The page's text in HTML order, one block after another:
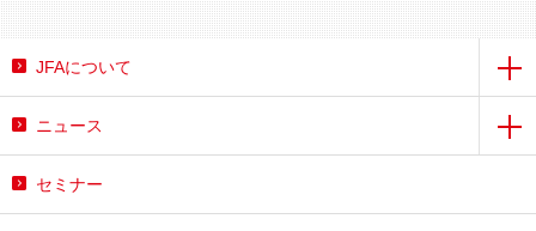
JFAについて
ニュース
セミナー